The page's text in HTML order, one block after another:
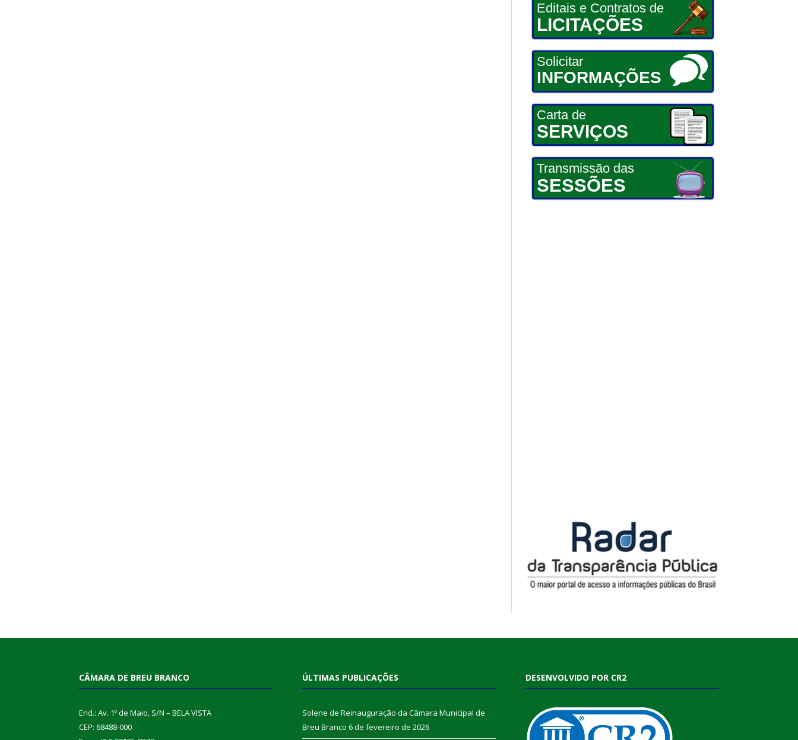
Editais e Contratos de
LICITAÇÕES
Solicitar
INFORMAÇÕES
Carta de
SERVIÇOS
Transmissão das
SESSÕES
CÂMARA DE BREU BRANCO
End.: Av. 1º de Maio, S/N – BELA VISTA
CEP: 68488-000
ÚLTIMAS PUBLICAÇÕES
Solene de Reinauguração da Câmara Municipal de
Breu Branco 6 de fevereiro de 2026
DESENVOLVIDO POR CR2